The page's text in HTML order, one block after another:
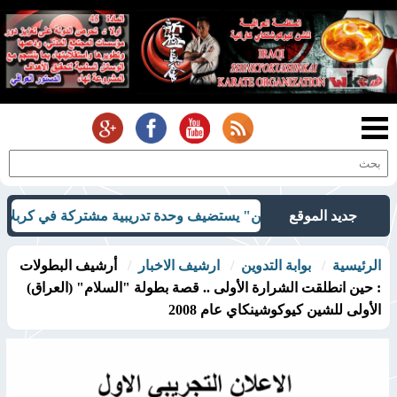
جديد الموقع
شن" يستضيف وحدة تدريبية مشتركة في كربلاء بحضور اللجنة المركزية وأكثر من 100 فردا
الرئيسية بوابة التدوين ارشيف الاخبار
أرشيف البطولات
: حين انطلقت الشرارة الأولى .. قصة بطولة "السلام" (العراق)
الأولى للشين كيوكوشينكاي عام 2008